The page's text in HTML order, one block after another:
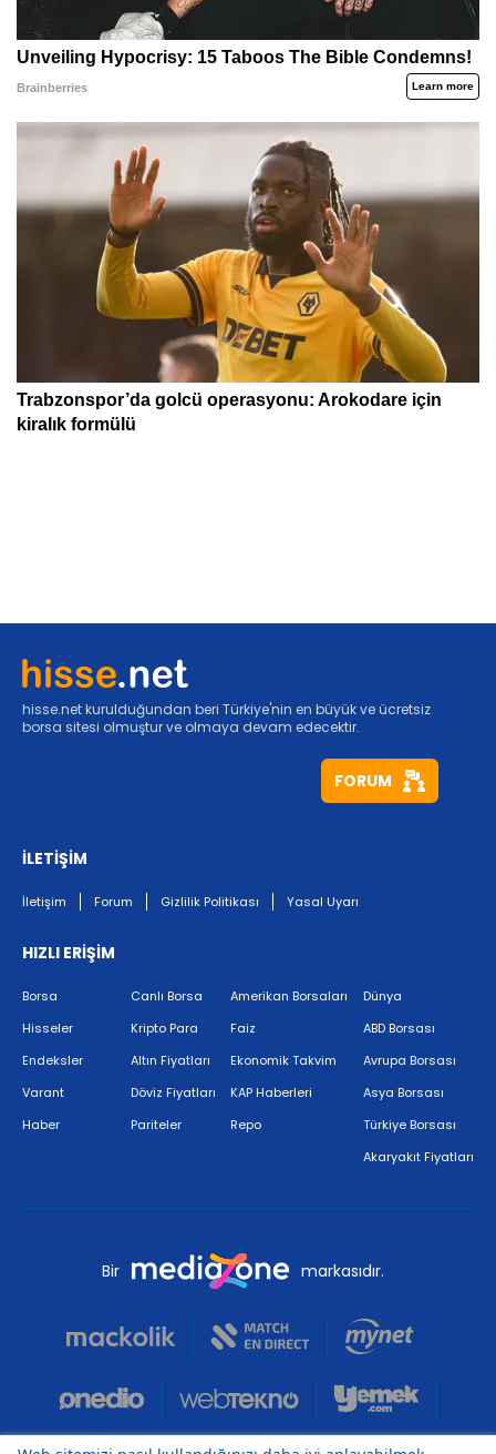
hisse.net kurulduğundan beri Türkiye'nin en büyük ve ücretsiz
borsa sitesi olmuştur ve olmaya devam edecektir.
FORUM
İLETİŞİM
İletişim Forum Gizlilik Politikası Yasal Uyarı
HIZLI ERİŞİM
Borsa
Hisseler
Endeksler
Varant
Haber
Canlı Borsa
Kripto Para
Altın Fiyatları
Döviz Fiyatları
Pariteler
Amerikan Borsaları
Faiz
Ekonomik Takvim
KAP Haberleri
Repo
Dünya
ABD Borsası
Avrupa Borsası
Asya Borsası
Türkiye Borsası
Akaryakıt Fiyatları
Bir markasıdır.